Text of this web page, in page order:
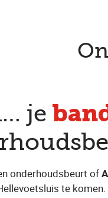
je
onderhoudsbeurt of
te